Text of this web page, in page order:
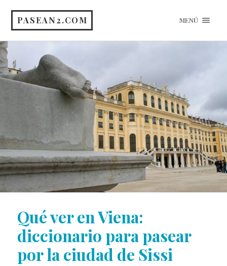
PASEAN2.COM MENÚ
Qué ver en Viena:
diccionario para pasear
por la ciudad de Sissi